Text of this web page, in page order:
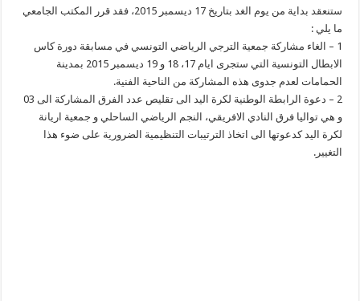
ستنعقد بداية من يوم الغد بتاريخ 17 ديسمبر 2015، فقد قرر المكتب الجامعي
ما يلي :
1 – الغاء مشاركة جمعية الترجي الرياضي التونسي في مسابقة دورة كاس
الابطال التونسية التي ستجرى ايام 17، 18 و 19 ديسمبر 2015 بمدينة
الحمامات لعدم جدوى هذه المشاركة من الناحية الفنية.
2 – دعوة الرابطة الوطنية لكرة اليد الى تقليص عدد الفرق المشاركة الى 03
و هي تواليا فرق النادي الافريقي، النجم الرياضي الساحلي و جمعية اريانة
لكرة اليد كدعوتها الى اتخاذ الترتيبات التنظيمية الضرورية على ضوء هذا
التغيير.